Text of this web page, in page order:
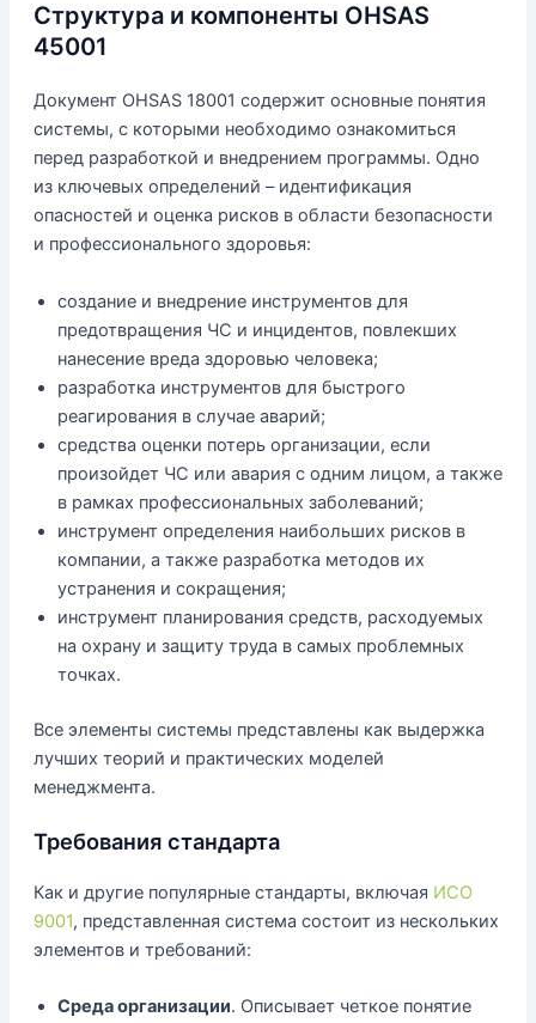
Структура и компоненты OHSAS
45001
Документ OHSAS 18001 содержит основные понятия
системы, с которыми необходимо ознакомиться
перед разработкой и внедрением программы. Одно
из ключевых определений – идентификация
опасностей и оценка рисков в области безопасности
и профессионального здоровья:
создание и внедрение инструментов для
предотвращения ЧС и инцидентов, повлекших
нанесение вреда здоровью человека;
разработка инструментов для быстрого
реагирования в случае аварий;
средства оценки потерь организации, если
произойдет ЧС или авария с одним лицом, а также
в рамках профессиональных заболеваний;
инструмент определения наибольших рисков в
компании, а также разработка методов их
устранения и сокращения;
инструмент планирования средств, расходуемых
на охрану и защиту труда в самых проблемных
точках.
Все элементы системы представлены как выдержка
лучших теорий и практических моделей
менеджмента.
Требования стандарта
Как и другие популярные стандарты, включая ИСО
9001, представленная система состоит из нескольких
элементов и требований:
Среда организации. Описывает четкое понятие